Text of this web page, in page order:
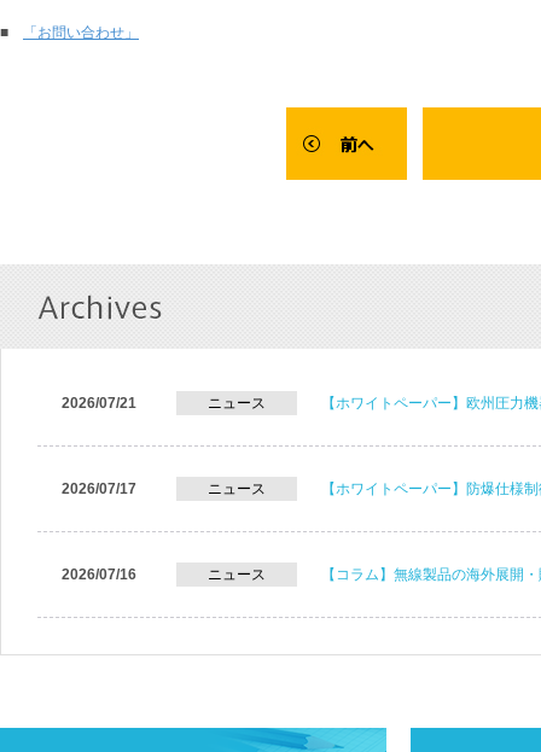
■ 「お問い合わせ」
2026/07/21 ニュース 【ホワイトペーパー】欧州圧力
2026/07/17 ニュース 【ホワイトペーパー】防爆仕様
2026/07/16 ニュース 【コラム】無線製品の海外展開